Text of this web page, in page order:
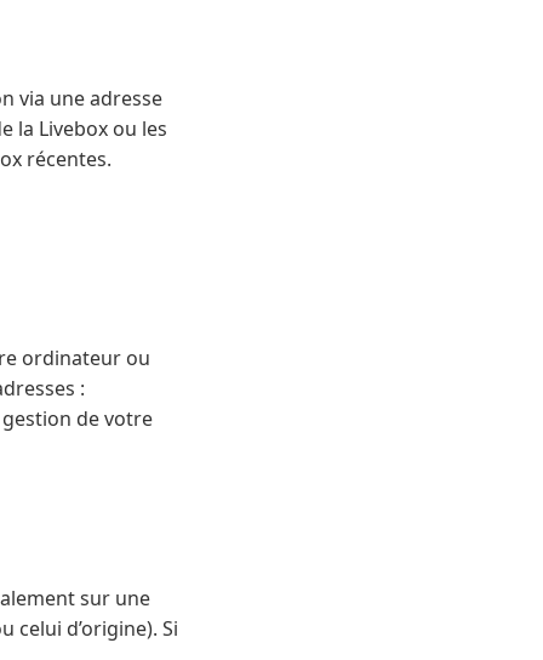
via une adresse
la Livebox ou les
récentes.
ordinateur ou
:
de votre
sur une
celui d’origine). Si